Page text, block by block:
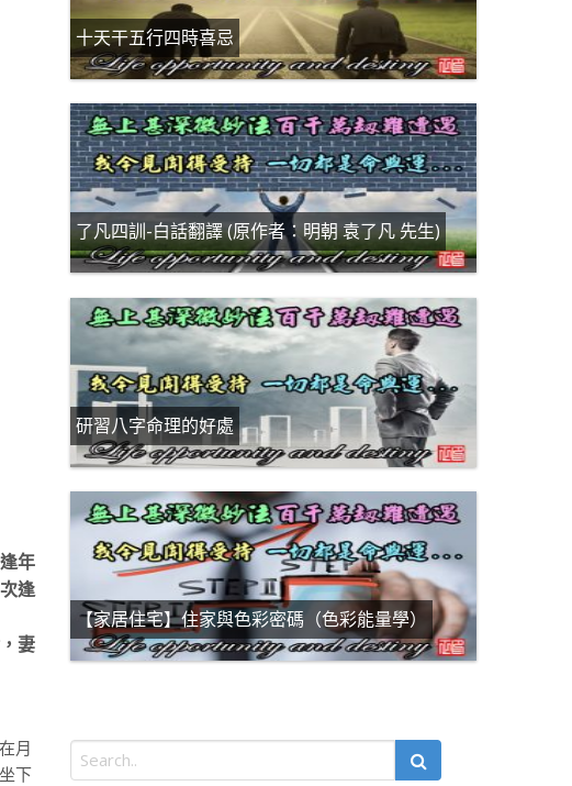
年
逢
妻
月
下
十天干五行四時喜忌
了凡四訓-白話翻譯 (原作者：明朝 袁了凡 先生)
研習八字命理的好處
【家居住宅】住家與色彩密碼（色彩能量學）